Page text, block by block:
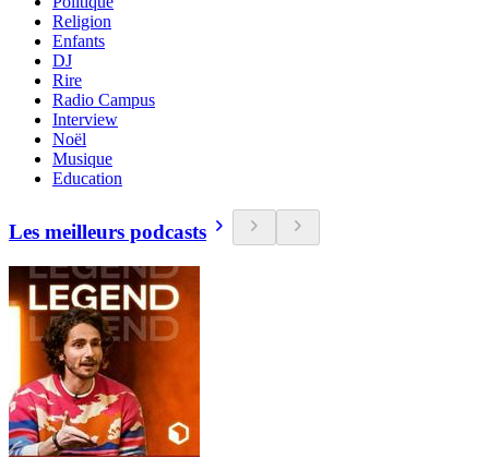
Religion
Enfants
DJ
Rire
Radio Campus
Interview
Noël
Musique
Education
Les meilleurs podcasts